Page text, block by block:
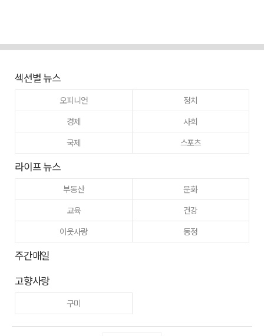
섹션별 뉴스
오피니언
정치
경제
사회
국제
스포츠
라이프 뉴스
부동산
문화
교육
건강
이웃사랑
동정
주간매일
고향사랑
구미